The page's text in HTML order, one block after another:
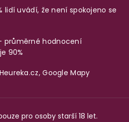
lidí uvádí, že není spokojeno se
hodnocení
90%
Heureka.cz,Google Mapy
pro osoby starší 18 let.